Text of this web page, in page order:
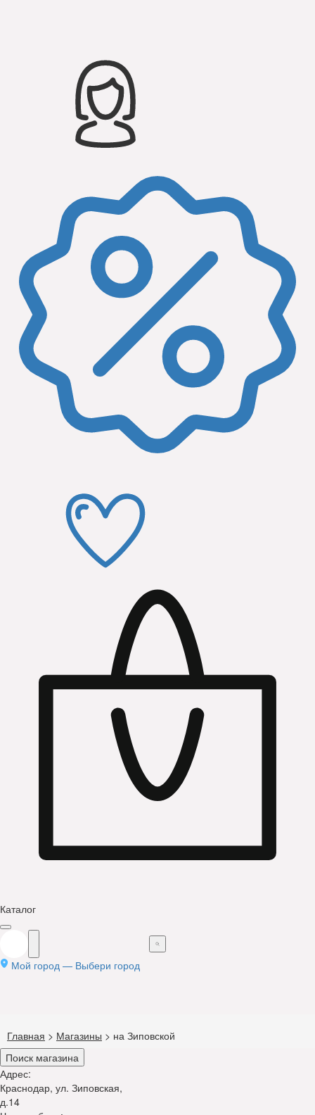
Каталог
Мой город — Выбери город
Главная > Магазины > на Зиповской
Поиск магазина
Адрес:
Краснодар, ул. Зиповская,
д.14